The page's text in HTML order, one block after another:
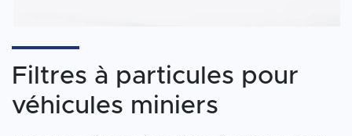
Filtres à particules pour
véhicules miniers